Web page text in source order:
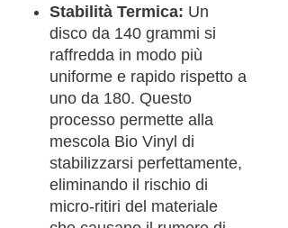
Stabilità Termica: Un
disco da 140 grammi si
raffredda in modo più
uniforme e rapido rispetto a
uno da 180. Questo
processo permette alla
mescola Bio Vinyl di
stabilizzarsi perfettamente,
eliminando il rischio di
micro-ritiri del materiale